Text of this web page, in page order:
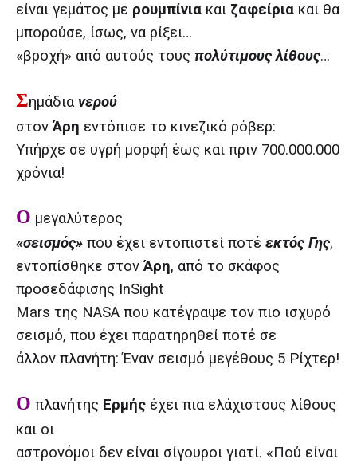
είναι γεμάτος με ρουμπίνια και ζαφείρια και θα
μπορούσε, ίσως, να ρίξει…
«βροχή» από αυτούς τους πολύτιμους λίθους…
Σημάδια νερού
στονΆρη εντόπισε το κινεζικό ρόβερ:
Υπήρχε σε υγρή μορφή έως και πριν 700.000.000
χρόνια!
Ο μεγαλύτερος
«σεισμός» που έχει εντοπιστεί ποτέ εκτός Γης,
εντοπίσθηκε στονΆρη, από το σκάφος
προσεδάφισης InSight
Mars της NASA που κατέγραψε τον πιο ισχυρό
σεισμό, που έχει παρατηρηθεί ποτέ σε
άλλον πλανήτη: Έναν σεισμό μεγέθους 5 Ρίχτερ!
Ο πλανήτης Ερμής έχει πια ελάχιστους λίθους
και οι
αστρονόμοι δεν είναι σίγουροι γιατί. «Πού είναι